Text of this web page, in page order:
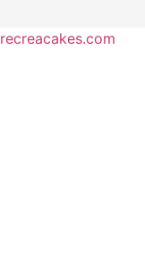
recreacakes.com